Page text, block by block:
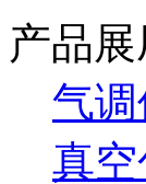
产品展
气
真